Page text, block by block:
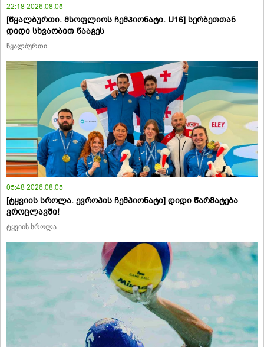
22:18 2026.08.05
[წყალბურთი. მსოფლიოს ჩემპიონატი. U16] სერბეთთან
დიდი სხვაობით წააგეს
წყალბურთი
05:48 2026.08.05
[ტყვიის სროლა. ევროპის ჩემპიონატი] დიდი წარმატება
ვროცლავში!
ტყვიის სროლა